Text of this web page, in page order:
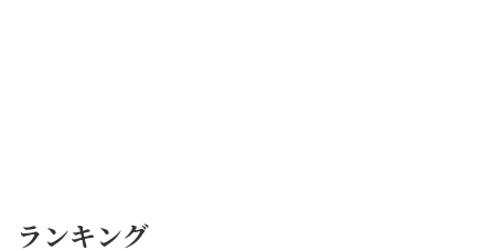
ランキング